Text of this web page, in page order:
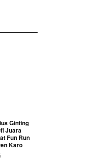
Ginting
Juara
Fun Run
Karo